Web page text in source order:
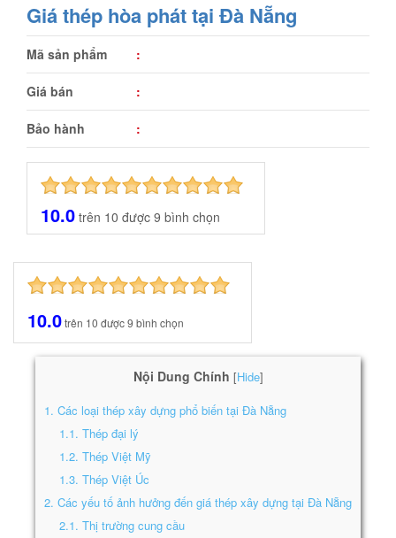
Giá thép hòa phát tại Đà Nẵng
Mã sản phẩm :
Giá bán :
Bảo hành :
10.0 trên 10 được 9 bình chọn
10.0trên 10 được9 bình chọn
Nội Dung Chính [Hide]
1. Các loại thép xây dựng phổ biến tại Đà Nẵng
1.1.Thép đại lý
1.2.Thép Việt Mỹ
1.3.Thép Việt Úc
2. Các yếu tố ảnh hưởng đến giá thép xây dựng tại Đà Nẵng
2.1.Thị trường cung cầu